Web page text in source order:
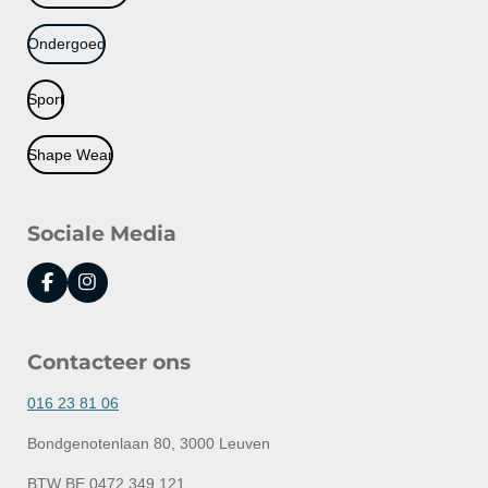
Ondergoed
Sport
Shape Wear
Sociale Media
F
a
b
o
k
I
n
a
r
a
Contacteer ons
016 23 81 06
Bondgenotenlaan 80, 3000 Leuven
BTW BE 0472.349.121